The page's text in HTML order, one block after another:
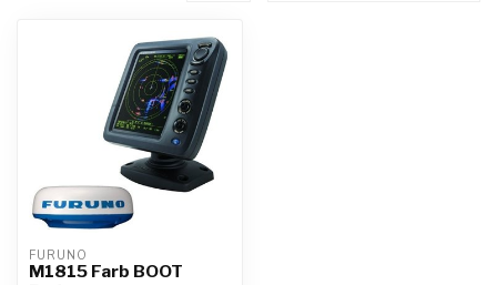
FURUNO
M1815 Farb BOOT